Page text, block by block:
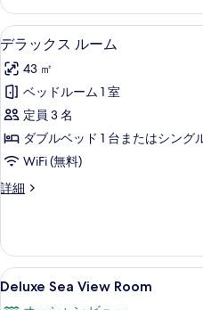
条
件
真
を
表
示
す
る
細
デ
ラ
ッ
ク
ス
ル
ム
す
べ
て
10
デラックス ルーム
43 ㎡
ベッドルーム 1 室
定員 3 名
ダブルベッド 1 台またはシング
WiFi (無料)
詳細
デ
ス
ル
ー
Deluxe
Sea
10
Deluxe Sea View Room